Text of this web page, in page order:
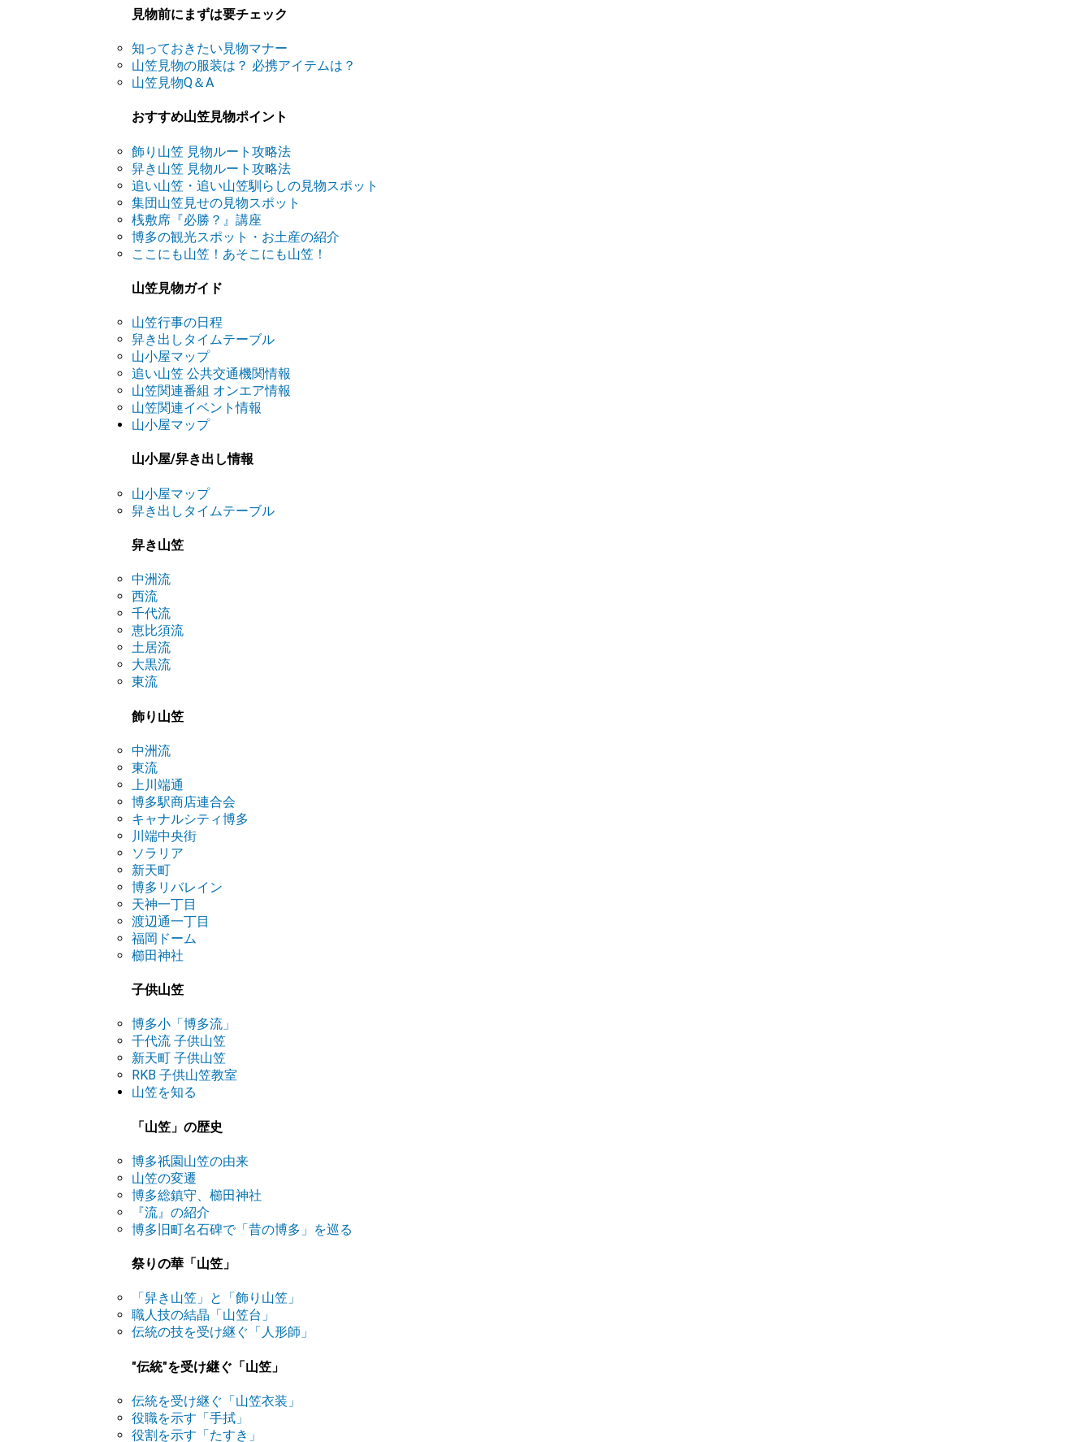
見物前にまずは要チェック
知っておきたい見物マナー
山笠見物の服装は？ 必携アイテムは？
山笠見物Q＆A
おすすめ山笠見物ポイント
飾り山笠 見物ルート攻略法
舁き山笠 見物ルート攻略法
追い山笠・追い山笠馴らしの見物スポット
集団山笠見せの見物スポット
桟敷席『必勝？』講座
博多の観光スポット・お土産の紹介
ここにも山笠！あそこにも山笠！
山笠見物ガイド
山笠行事の日程
舁き出しタイムテーブル
山小屋マップ
追い山笠 公共交通機関情報
山笠関連番組 オンエア情報
山笠関連イベント情報
山小屋マップ
山小屋/舁き出し情報
山小屋マップ
舁き出しタイムテーブル
舁き山笠
中洲流
西流
千代流
恵比須流
土居流
大黒流
東流
飾り山笠
中洲流
東流
上川端通
博多駅商店連合会
キャナルシティ博多
川端中央街
ソラリア
新天町
博多リバレイン
天神一丁目
渡辺通一丁目
福岡ドーム
櫛田神社
子供山笠
博多小「博多流」
千代流 子供山笠
新天町 子供山笠
RKB 子供山笠教室
山笠を知る
「山笠」の歴史
博多祇園山笠の由来
山笠の変遷
博多総鎮守、櫛田神社
『流』の紹介
博多旧町名石碑で「昔の博多」を巡る
祭りの華「山笠」
「舁き山笠」と「飾り山笠」
職人技の結晶「山笠台」
伝統の技を受け継ぐ「人形師」
"伝統"を受け継ぐ「山笠」
伝統を受け継ぐ「山笠衣装」
役職を示す「手拭」
役割を示す「たすき」